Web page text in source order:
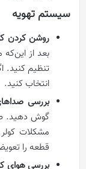
سیستم تهویه
روشن کردن
بعد از
انتخاب کنید.
بررسی
گوش دهید.
مشکلات
قطعه را
بررسی هوای